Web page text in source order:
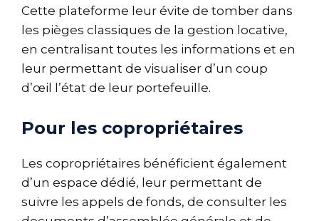
Cette plateforme leur évite de tomber dans
les pièges classiques de la gestion locative,
en centralisant toutes les informations et en
leur permettant de visualiser d’un coup
d’œil l’état de leur portefeuille.
Pour les copropriétaires
Les copropriétaires bénéficient également
d’un espace dédié, leur permettant de
suivre les appels de fonds, de consulter les